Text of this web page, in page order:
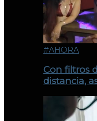
#AHORA
Con filtros
distancia,